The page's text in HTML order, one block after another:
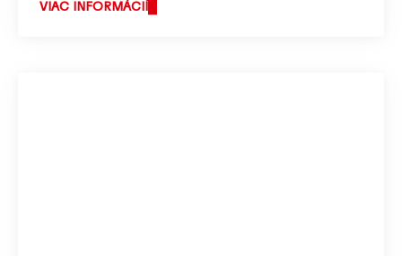
VIAC INFORMÁCIÍ